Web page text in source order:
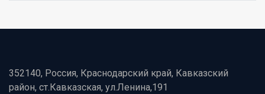
352140, Россия, Краснодарский край, Кавказский
район, ст.Кавказская, ул.Ленина,191